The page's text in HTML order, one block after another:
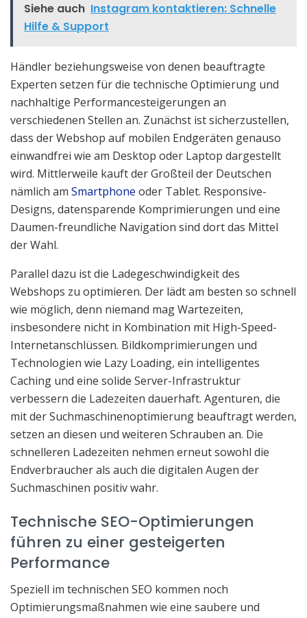
Siehe auch Instagram kontaktieren: Schnelle
Hilfe & Support
Händler beziehungsweise von denen beauftragte
Experten setzen für die technische Optimierung und
nachhaltige Performancesteigerungen an
verschiedenen Stellen an. Zunächst ist sicherzustellen,
dass der Webshop auf mobilen Endgeräten genauso
einwandfrei wie am Desktop oder Laptop dargestellt
wird. Mittlerweile kauft der Großteil der Deutschen
nämlich am Smartphone oder Tablet. Responsive-
Designs, datensparende Komprimierungen und eine
Daumen-freundliche Navigation sind dort das Mittel
der Wahl.
Parallel dazu ist die Ladegeschwindigkeit des
Webshops zu optimieren. Der lädt am besten so schnell
wie möglich, denn niemand mag Wartezeiten,
insbesondere nicht in Kombination mit High-Speed-
Internetanschlüssen. Bildkomprimierungen und
Technologien wie Lazy Loading, ein intelligentes
Caching und eine solide Server-Infrastruktur
verbessern die Ladezeiten dauerhaft. Agenturen, die
mit der Suchmaschinenoptimierung beauftragt werden,
setzen an diesen und weiteren Schrauben an. Die
schnelleren Ladezeiten nehmen erneut sowohl die
Endverbraucher als auch die digitalen Augen der
Suchmaschinen positiv wahr.
Technische SEO-Optimierungen
führen zu einer gesteigerten
Performance
Speziell im technischen SEO kommen noch
Optimierungsmaßnahmen wie eine saubere und